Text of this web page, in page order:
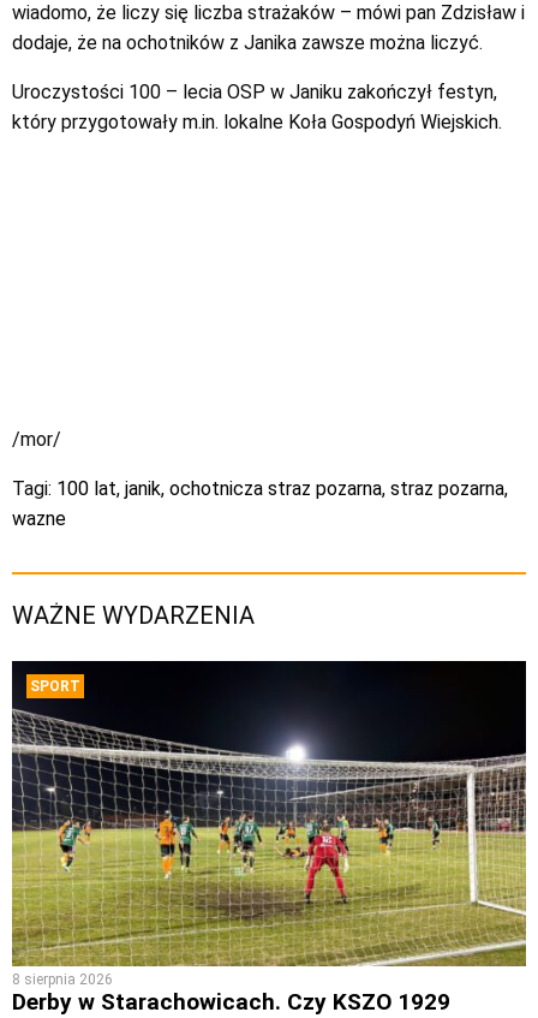
wiadomo, że liczy się liczba strażaków – mówi pan Zdzisław i
dodaje, że na ochotników z Janika zawsze można liczyć.
Uroczystości 100 – lecia OSP w Janiku zakończył festyn,
który przygotowały m.in. lokalne Koła Gospodyń Wiejskich.
/mor/
Tagi: 100 lat, janik, ochotnicza straz pozarna, straz pozarna,
wazne
WAŻNE WYDARZENIA
SPORT
8 sierpnia 2026
Derby w Starachowicach. Czy KSZO 1929